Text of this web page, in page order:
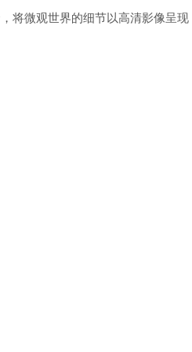
将微观世界的细节以高清影像呈现